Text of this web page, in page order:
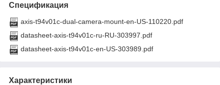
Спецификация
axis-t94v01c-dual-camera-mount-en-US-110220.pdf
datasheet-axis-t94v01c-ru-RU-303997.pdf
datasheet-axis-t94v01c-en-US-303989.pdf
Характеристики